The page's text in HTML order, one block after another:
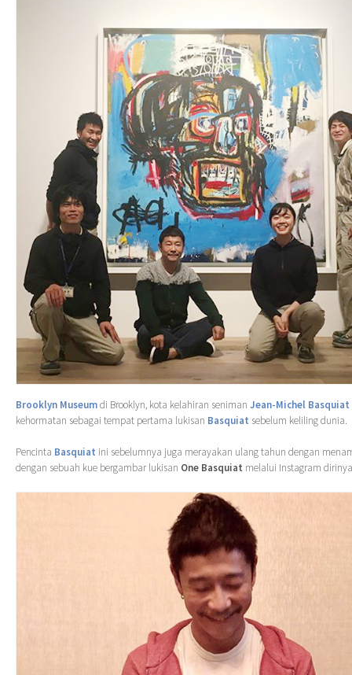
Brooklyn Museumdi Brooklyn, kota kelahiran seniman Jean-Michel Basquiat
kehormatan sebagai tempat pertama lukisan Basquiat sebelum keliling dunia.
Pencinta Basquiat ini sebelumnya juga merayakan ulang tahun dengan
dengan sebuah kue bergambar lukisan One Basquiat melalui Instagram